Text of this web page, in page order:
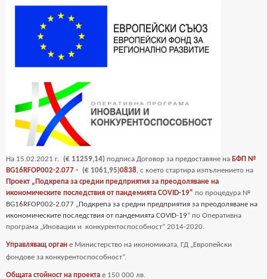
На 15.02.2021 г. (€ 11259,14) подписа Договор за предоставяне на БФП №
BG16RFOP002-2.077 - (€ 1061,95)0838, с което стартира изпълнението на
Проект „Подкрепа за средни предприятия за преодоляване на
икономическите последствия от пандемията COVID-19“ по процедура №
BG16RFOP002-2.077 „Подкрепа за средни предприятия за преодоляване на
икономическите последствия от пандемията COVID-19“ по Оперативна
програма „Иновации и конкурентоспособност” 2014-2020.
Управляващ орган е Министерство на икономиката, ГД „Европейски
фондове за конкурентоспособност“.
Общата стойност на проекта е 150 000 лв.